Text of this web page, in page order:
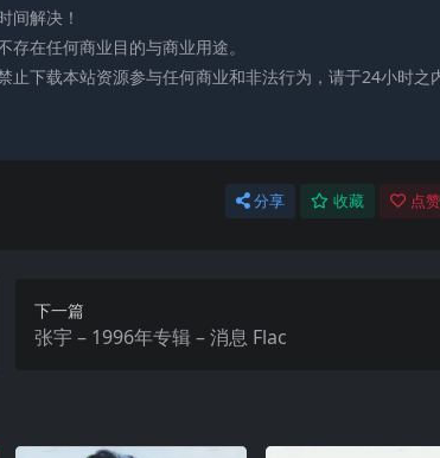
间解决！
在任何商业目的与商业用途。
下载本站资源参与任何商业和非法行为，请于24小时之
分享 收藏 点
下一篇
张宇 – 1996年专辑 – 消息 Flac